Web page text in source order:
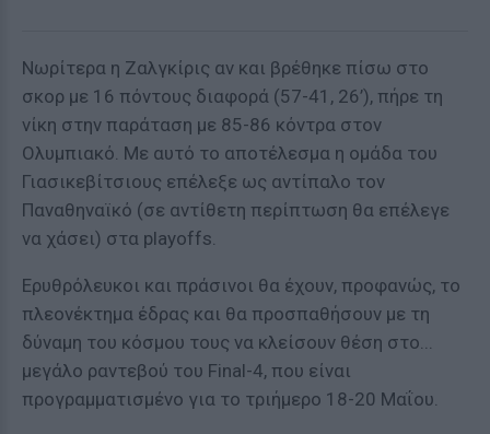
Νωρίτερα η Ζαλγκίρις αν και βρέθηκε πίσω στο
σκορ με 16 πόντους διαφορά (57-41, 26’), πήρε τη
νίκη στην παράταση με 85-86 κόντρα στον
Ολυμπιακό. Με αυτό το αποτέλεσμα η ομάδα του
Γιασικεβίτσιους επέλεξε ως αντίπαλο τον
Παναθηναϊκό (σε αντίθετη περίπτωση θα επέλεγε
να χάσει) στα playoffs.
Ερυθρόλευκοι και πράσινοι θα έχουν, προφανώς, το
πλεονέκτημα έδρας και θα προσπαθήσουν με τη
δύναμη του κόσμου τους να κλείσουν θέση στο...
μεγάλο ραντεβού του Final-4, που είναι
προγραμματισμένο για το τριήμερο 18-20 Μαΐου.